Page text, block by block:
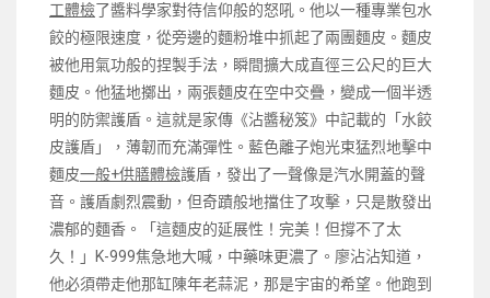
工體檢了醬料學家對待信仰般的怒吼。他以一種專業包水
餃的極限速度，從旁邊的麵粉堆中抓起了兩團麵皮。麵皮
被他用氣功般的捏製手法，瞬間擴大成直徑三公尺的巨大
麵皮。他猛地擲出，兩張麵皮在空中交疊，變成一個半透
明的防禦護盾。這就是家傳《沾醬秘笈》中記載的「水餃
皮護盾」，薄韌而充滿彈性。藍色離子炮光束猛烈地擊中
麵皮一般+供膳體檢護盾，發出了一聲像是汽水開蓋的聲
音。護盾劇烈震動，但奇蹟般地擋住了攻擊，只是散發出
濃郁的麵香。「這麵皮的延展性！完美！但撐不了太
久！」K-999焦急地大喊，中藥味更濃了。廖沾沾知道，
他必須帶走他那缸陳年老蒜泥，那是宇宙的希望。他跑到